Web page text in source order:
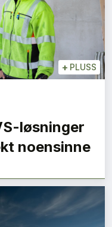
+ PLUSS
løsninger
noensinne